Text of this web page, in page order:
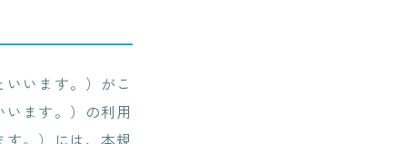
います。）がこ
ます。）の利用